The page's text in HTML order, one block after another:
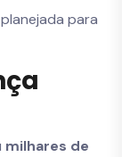
para
milhares de